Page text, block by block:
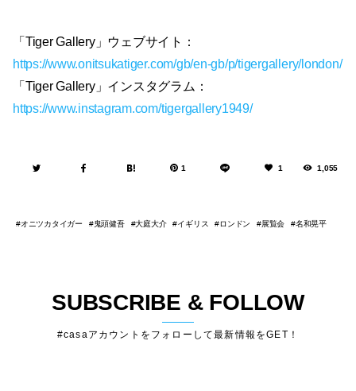
「Tiger Gallery」ウェブサイト：
https://www.onitsukatiger.com/gb/en-gb/p/tigergallery/london/
「Tiger Gallery」インスタグラム：
https://www.instagram.com/tigergallery1949/
1 1 1,055
オニツカタイガー 鬼頭健吾 大庭大介 イギリス ロンドン 展覧会 名和晃平
SUBSCRIBE & FOLLOW
#casaアカウントをフォローして最新情報をGET！